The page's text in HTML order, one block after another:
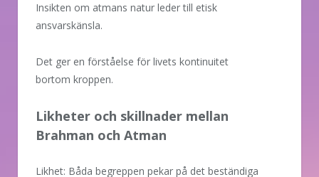
Insikten om atmans natur leder till etisk
ansvarskänsla.
Det ger en förståelse för livets kontinuitet
bortom kroppen.
Likheter och skillnader mellan
Brahman och Atman
Likhet: Båda begreppen pekar på det beständiga